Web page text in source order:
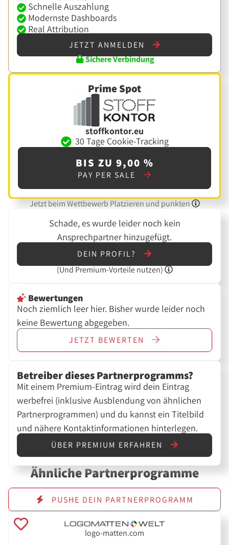
Schnelle Auszahlung
Modernste Dashboards
Real Attribution
JETZT ANMELDEN
Sichere Verbindung
Prime Spot
stoffkontor.eu
30 Tage Cookie-Tracking
BIS ZU 9,00 %
PAY PER SALE
Jetzt beim Wettbewerb Platzieren und punkten
Schade, es wurde leider noch kein
Ansprechpartner hinzugefügt.
DEIN PROFIL?
(UndPremium-Vorteile nutzen)
Bewertungen
Noch ziemlich leer hier. Bisher wurde leider noch
keine Bewertung abgegeben.
JETZT BEWERTEN
Betreiber dieses Partnerprogramms?
Mit einem Premium-Eintrag wird dein Eintrag
werbefrei (inklusive Ausblendung von ähnlichen
Partnerprogrammen) und du kannst ein Titelbild
und nähere Kontaktinformationen hinterlegen.
ÜBER PREMIUM ERFAHREN
Ähnliche Partnerprogramme
PUSHE DEIN PARTNERPROGRAMM
logo-matten.com